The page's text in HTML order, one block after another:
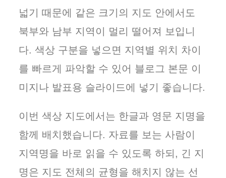
넓기 때문에 같은 크기의 지도 안에서도
북부와 남부 지역이 멀리 떨어져 보입니
다. 색상 구분을 넣으면 지역별 위치 차이
를 빠르게 파악할 수 있어 블로그 본문 이
미지나 발표용 슬라이드에 넣기 좋습니다.
이번 색상 지도에서는 한글과 영문 지명을
함께 배치했습니다. 자료를 보는 사람이
지역명을 바로 읽을 수 있도록 하되, 긴 지
명은 지도 전체의 균형을 해치지 않는 선